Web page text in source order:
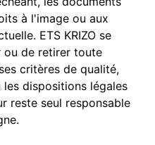
à l'image ou aux
ETS KRIZO se
ou de retirer toute
critères de qualité,
dispositions légales
reste seul responsable